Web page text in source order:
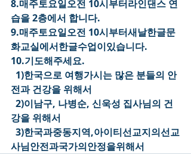
8.매주토요일오전 10시부터라인댄스 연
습을 2층에서 합니다.
9.매주토요일오전 10시부터새날한글문
화교실에서한글수업이있습니다.
10.기도해주세요.
1)한국으로 여행가시는 많은 분들의 안
전과 건강을 위해서
2)이남구, 나병순, 신욱성 집사님의 건
강을 위해서
3)한국과중동지역,아이티선교지의선교
사님안전과국가의안정을위해서